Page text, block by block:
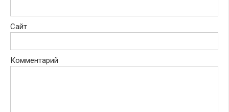
Сайт
Комментарий